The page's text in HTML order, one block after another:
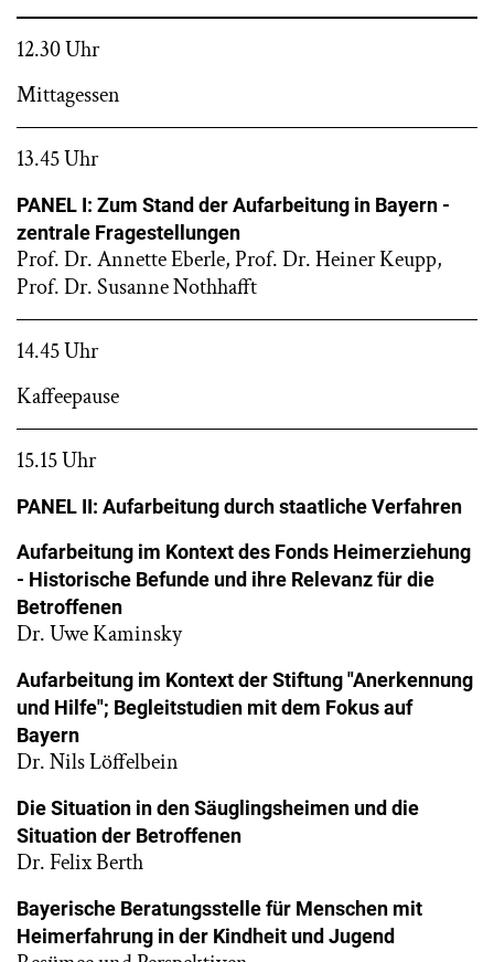
12.30 Uhr
Mittagessen
13.45 Uhr
PANEL I: Zum Stand der Aufarbeitung in Bayern -
zentrale Fragestellungen
Prof. Dr. Annette Eberle, Prof. Dr. Heiner Keupp,
Prof. Dr. Susanne Nothhafft
14.45 Uhr
Kaffeepause
15.15 Uhr
PANEL II: Aufarbeitung durch staatliche Verfahren
Aufarbeitung im Kontext des Fonds Heimerziehung
- Historische Befunde und ihre Relevanz für die
Betroffenen
Dr. Uwe Kaminsky
Aufarbeitung im Kontext der Stiftung "Anerkennung
und Hilfe"; Begleitstudien mit dem Fokus auf
Bayern
Dr. Nils Löffelbein
Die Situation in den Säuglingsheimen und die
Situation der Betroffenen
Dr. Felix Berth
Bayerische Beratungsstelle für Menschen mit
Heimerfahrung in der Kindheit und Jugend